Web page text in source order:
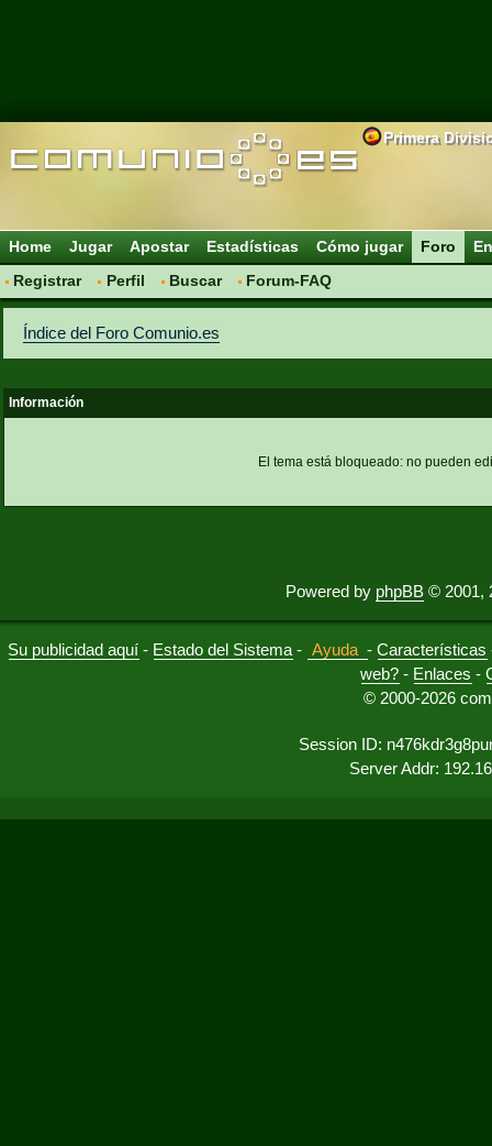
Primera
Home Jugar Apostar Estadísticas Cómo jugar
Foro
Registrar
Perfil Buscar Forum-FAQ
Índice del Foro Comunio.es
Información
El tema está bloqueado: no pueden
Powered by phpBB © 2001,
Su publicidad aquí - Estado del Sistema - Ayuda -Características
web? - Enlaces -
© 2000-2026
Session ID:
Server Addr: